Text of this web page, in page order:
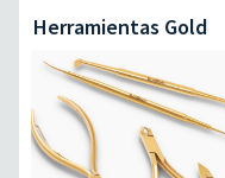
Herramientas Gold